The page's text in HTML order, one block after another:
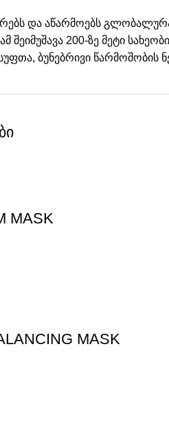
და აწარმოებს
შეიმუშავა 200-ზე მეტი
ბუნებრივი
MASK
MASK